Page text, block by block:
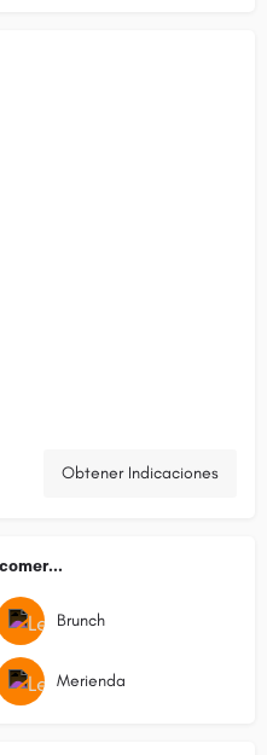
Obtener Indicaciones
Brunch
Merienda